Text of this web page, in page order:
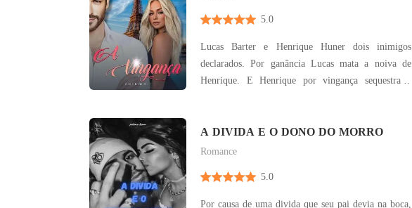
5.0
Lucas Barter e Henrique Huner dois inimigos
declarados. Por ganância Lucas mata a noiva de
Henrique. E Henrique por vingança sequestra a
filha do Lucas. O que o destino prepara para a
Camila e Henrique
A DIVIDA E O DONO DO MORRO
Romance
5.0
Por causa de uma divida que seu pai devia na boca,